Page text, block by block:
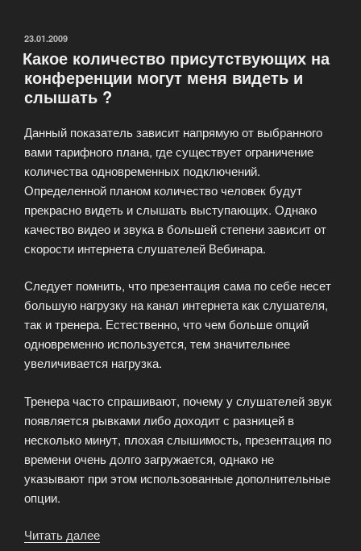
Power
Point»
ОПУБЛИКОВАНО
23.01.2009
Какое количество присутствующих на
конференции могут меня видеть и
слышать ?
Данный показатель зависит напрямую от выбранного
вами тарифного плана, где существует ограничение
количества одновременных подключений.
Определенной планом количество человек будут
прекрасно видеть и слышать выступающих. Однако
качество видео и звука в большей степени зависит от
скорости интернета слушателей Вебинара.
Следует помнить, что презентация сама по себе несет
большую нагрузку на канал интернета как слушателя,
так и тренера. Естественно, что чем больше опций
одновременно используется, тем значительнее
увеличивается нагрузка.
Тренера часто спрашивают, почему у слушателей звук
появляется рывками либо доходит с разницей в
несколько минут, плохая слышимость, презентация по
времени очень долго загружается, однако не
указывают при этом использованные дополнительные
опции.
Читать далее